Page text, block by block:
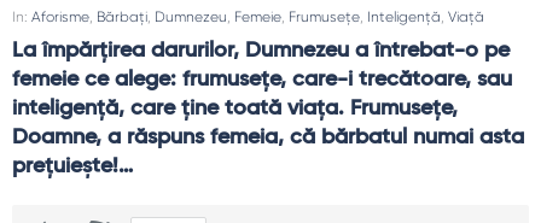
In: Aforisme, Bărbați, Dumnezeu, Femeie, Frumusețe, Inteligență, Viață
La împărţirea darurilor, Dumnezeu a întrebat-o pe
femeie ce alege: frumuseţe, care-i trecătoare, sau
inteligenţă, care ţine toată viaţa. Frumuseţe,
Doamne, a răspuns femeia, că bărbatul numai asta
preţuieşte!…